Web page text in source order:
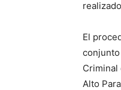
El
Criminal
Alto